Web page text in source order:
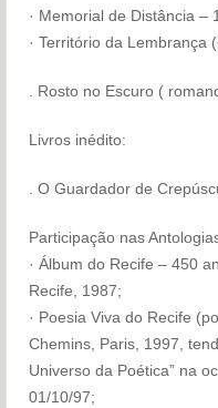
· Memorial de Distância –
· Território da Lembrança
. Rosto no Escuro (
Livros inédito:
. O Guardador de
Participação nas
· Álbum do Recife – 450
Recife, 1987;
· Poesia Viva do Recife
Chemins, Paris, 1997,
Universo da Poética” na
01/10/97;